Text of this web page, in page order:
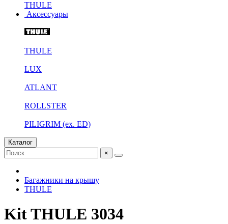
THULE
Аксессуары
THULE
LUX
ATLANT
ROLLSTER
PILIGRIM (ex. ED)
Каталог
×
Багажники на крышу
THULE
Kit THULE 3034